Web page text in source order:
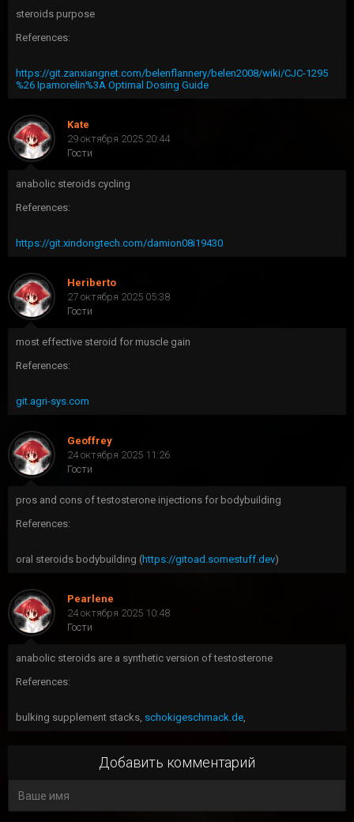
steroids purpose
References:
https://git.zanxiangnet.com/belenflannery/belen2008/wiki/CJC-1295
%26 Ipamorelin%3A Optimal Dosing Guide
Kate
29 октября 2025 20:44
Гости
anabolic steroids cycling
References:
https://git.xindongtech.com/damion08i19430
Heriberto
27 октября 2025 05:38
Гости
most effective steroid for muscle gain
References:
git.agri-sys.com
Geoffrey
24 октября 2025 11:26
Гости
pros and cons of testosterone injections for bodybuilding
References:
oral steroids bodybuilding (https://gitoad.somestuff.dev)
Pearlene
24 октября 2025 10:48
Гости
anabolic steroids are a synthetic version of testosterone
References:
bulking supplement stacks, schokigeschmack.de,
Добавить комментарий